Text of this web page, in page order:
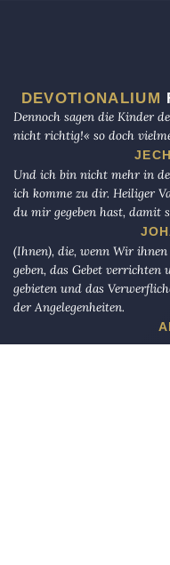
DEVOTIONALIUM
Dennoch sagen die Kinder
nicht richtig!« so doch
Und ich bin nicht mehr in
ich komme zu dir. Heiliger
du mir gegeben hast, damit
(Ihnen), die, wenn Wir ihnen
geben, das Gebet verrichten
gebieten und das
der Angelegenheiten.